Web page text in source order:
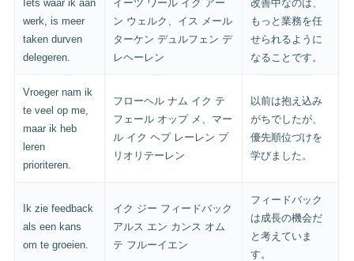
Iets waar ik aan
werk, is meer
taken durven
delegeren.
イーツ ワール イク アー
ン ウェルク、イス メール
ターケン デュルフェン デ
レヘーレン
改善中なのは、
もっと業務を任
せられるように
なることです。
Vroeger nam ik
te veel op me,
maar ik heb
leren
prioriteren.
フローヘル ナム イク テ
フェール オップ メ、マー
ル イク ヘプ レーレン プ
リオリテーレン
以前は抱え込み
がちでしたが、
優先順位づけを
学びました。
Ik zie feedback
als een kans
om te groeien.
イク ジー フィードバック
アルス エン カンス オム
テ フルーイエン
フィードバック
は成長の機会だ
と考えていま
す。